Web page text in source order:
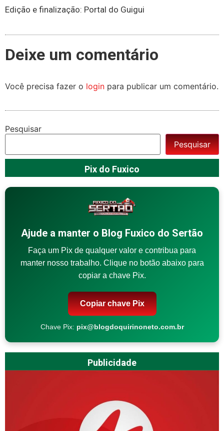
Edição e finalização: Portal do Guigui
Deixe um comentário
Você precisa fazer o login para publicar um comentário.
Pesquisar
Pesquisar
Pix do Fuxico
Ajude a manter o Blog Fuxico do Sertão
Faça um Pix de qualquer valor e contribua para
manter nosso trabalho. Clique no botão abaixo para
copiar a chave Pix.
Copiar chave Pix
Chave Pix: pix@blogdoquirinoneto.com.br
Publicidade